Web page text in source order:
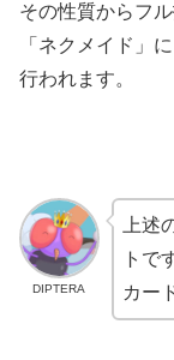
その性質からフ
「ネクメイド」
行われます。
DIPTERA
上述
トで
カー